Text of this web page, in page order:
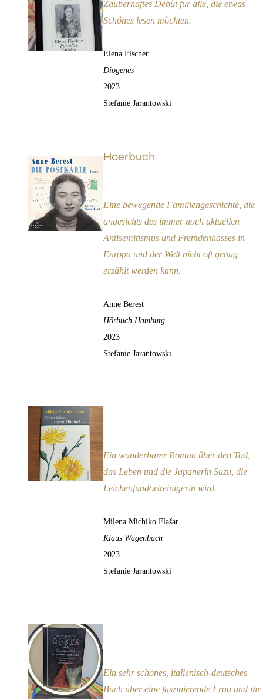
Zauberhaftes Debüt für alle, die etwas
Schönes lesen möchten.
Elena Fischer
Diogenes
2023
Stefanie Jarantowski
Hoerbuch
Eine bewegende Familiengeschichte, die
angesichts des immer noch aktuellen
Antisemitismus und Fremdenhasses in
Europa und der Welt nicht oft genug
erzählt werden kann.
Anne Berest
Hörbuch Hamburg
2023
Stefanie Jarantowski
Ein wunderbarer Roman über den Tod,
das Leben und die Japanerin Suzu, die
Leichenfundortreinigerin wird.
Milena Michiko Flašar
Klaus Wagenbach
2023
Stefanie Jarantowski
Ein sehr schönes, italienisch-deutsches
Buch über eine faszinierende Frau und ihr